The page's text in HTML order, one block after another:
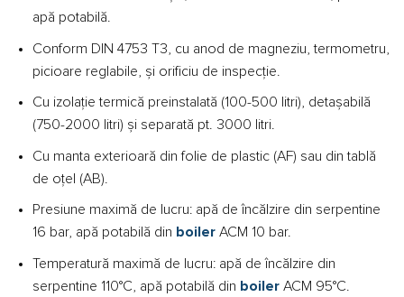
apă potabilă.
Conform DIN 4753 T3, cu anod de magneziu, termometru,
picioare reglabile, și orificiu de inspecție.
Cu izolație termică preinstalată (100-500 litri), detașabilă
(750-2000 litri) și separată pt. 3000 litri.
Cu manta exterioară din folie de plastic (AF) sau din tablă
de oțel (AB).
Presiune maximă de lucru: apă de încălzire din serpentine
16 bar, apă potabilă din boilerACM 10 bar.
Temperatură maximă de lucru: apă de încălzire din
serpentine 110°C, apă potabilă din boilerACM 95°C.